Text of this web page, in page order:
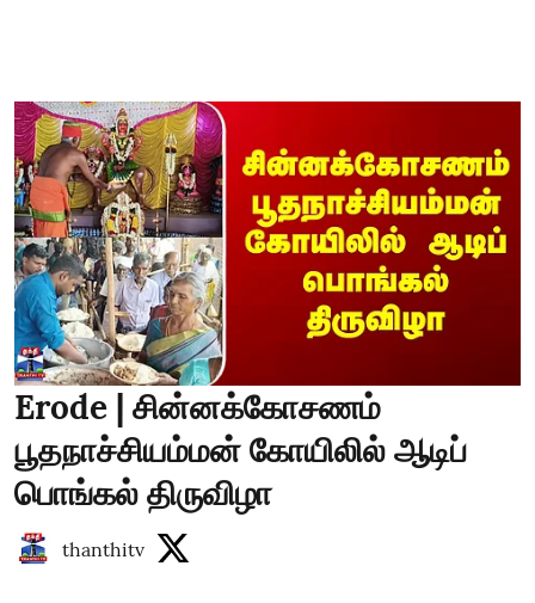
Erode | சின்னக்கோசணம்
பூதநாச்சியம்மன் கோயிலில் ஆடிப்
பொங்கல் திருவிழா
thanthitv